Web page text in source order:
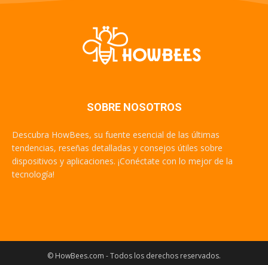
SOBRE NOSOTROS
Descubra HowBees, su fuente esencial de las últimas
tendencias, reseñas detalladas y consejos útiles sobre
dispositivos y aplicaciones. ¡Conéctate con lo mejor de la
tecnología!
© HowBees.com - Todos los derechos reservados.